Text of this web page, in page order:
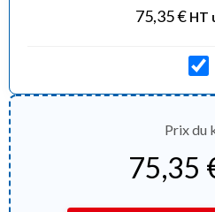
75,35€ HT
Prix du
75,35